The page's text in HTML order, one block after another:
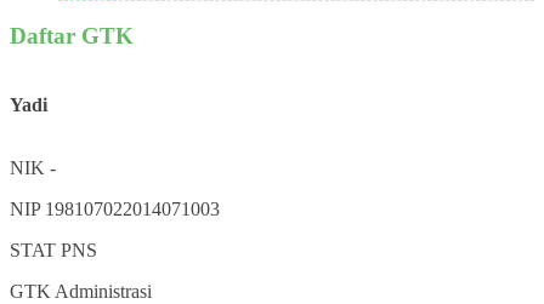
Daftar GTK
Yadi
NIK -
NIP 198107022014071003
STAT PNS
GTK Administrasi